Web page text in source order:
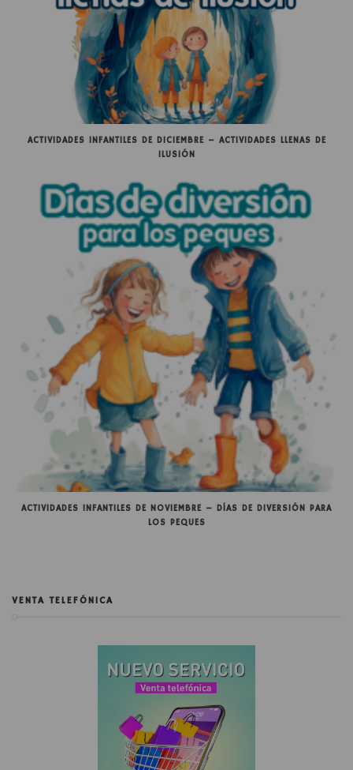
ACTIVIDADES INFANTILES DE DICIEMBRE – ACTIVIDADES LLENAS DE
ILUSIÓN
ACTIVIDADES INFANTILES DE NOVIEMBRE – DÍAS DE DIVERSIÓN PARA
LOS PEQUES
VENTA TELEFÓNICA